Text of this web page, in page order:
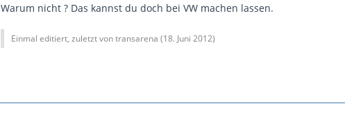
Warum nicht ? Das kannst du doch bei VW machen lassen.
Einmal editiert, zuletzt von transarena (18. Juni 2012)